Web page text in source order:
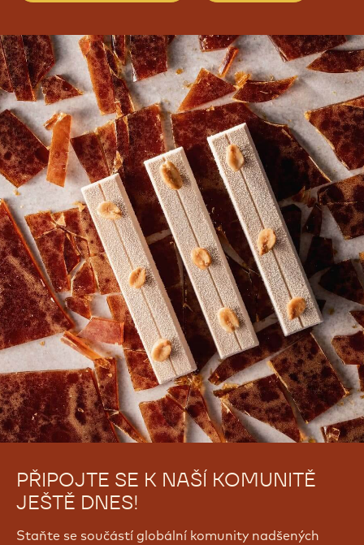
PŘIPOJTE SE K NAŠÍ KOMUNITĚ
JEŠTĚ DNES!
Staňte se součástí globální komunity nadšených